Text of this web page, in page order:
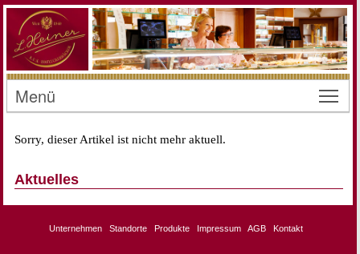
Menü
Sorry, dieser Artikel ist nicht mehr aktuell.
Aktuelles
Unternehmen Standorte Produkte Impressum AGB Kontakt